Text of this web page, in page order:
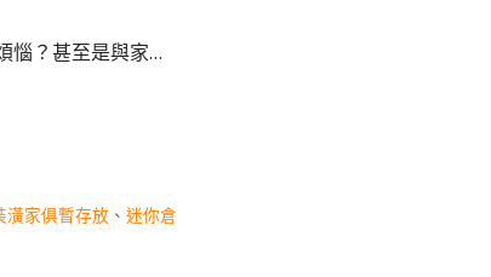
惱？甚至是與家…
潢家俱暫存放 、 迷你倉